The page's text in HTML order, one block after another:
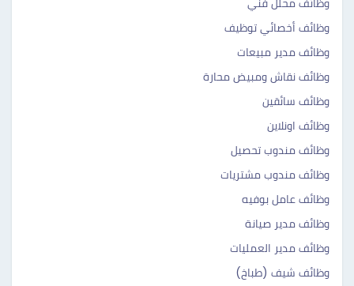
وظائف محلل فني
وظائف أخصائي توظيف
وظائف مدير مبيعات
وظائف نقاش ومبيض محارة
وظائف سائقين
وظائف اونلاين
وظائف مندوب تحصيل
وظائف مندوب مشتريات
وظائف عامل بوفيه
وظائف مدير صيانة
وظائف مدير العمليات
وظائف شيف (طباخ)